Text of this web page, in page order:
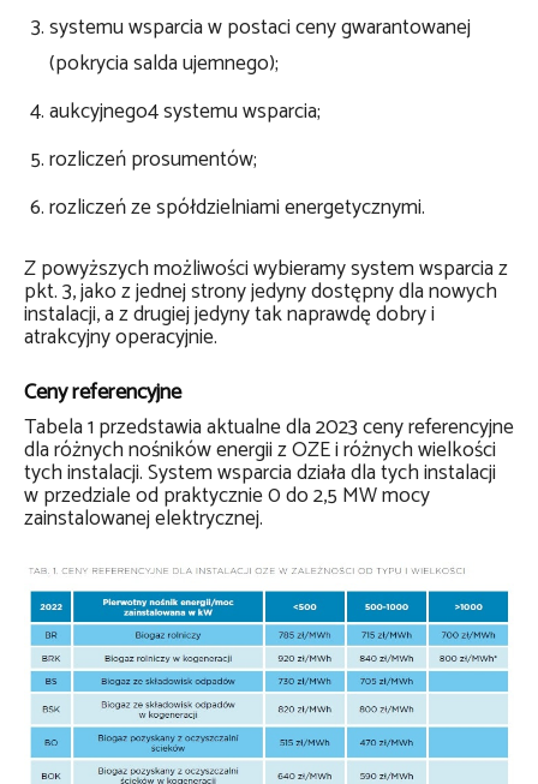
systemu wsparcia w postaci ceny gwarantowanej
(pokrycia salda ujemnego);
aukcyjnego4 systemu wsparcia;
rozliczeń prosumentów;
rozliczeń ze spółdzielniami energetycznymi.
Z powyższych możliwości wybieramy system wsparcia z
pkt. 3, jako z jednej strony jedyny dostępny dla nowych
instalacji, a z drugiej jedyny tak naprawdę dobry i
atrakcyjny operacyjnie.
Ceny referencyjne
Tabela 1 przedstawia aktualne dla 2023 ceny referencyjne
dla różnych nośników energii z OZE i różnych wielkości
tych instalacji. System wsparcia działa dla tych instalacji
w przedziale od praktycznie 0 do 2,5 MW mocy
zainstalowanej elektrycznej.